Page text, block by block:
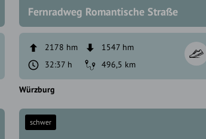
Fernradweg Romantische Straße
2178 hm
1547 hm
32:37 h
496,5 km
Würzburg
schwer